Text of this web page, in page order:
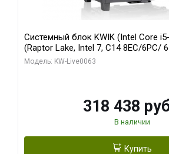
Системный блок KWIK (Intel Core
(Raptor Lake, Intel 7, C14 8EC/6PC/
RTX5080 VENTUS 3X OC 16GB
Модель: KW-Live0063
318 438
В наличии
Купить